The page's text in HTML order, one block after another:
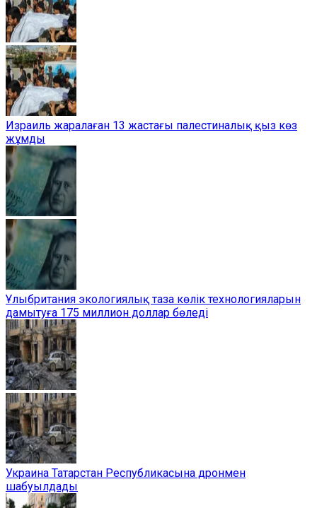
Израиль жаралаған 13 жастағы палестиналық қыз көз
жұмды
Ұлыбритания экологиялық таза көлік технологияларын
дамытуға 175 миллион доллар бөледі
Украина Татарстан Республикасына дронмен
шабуылдады